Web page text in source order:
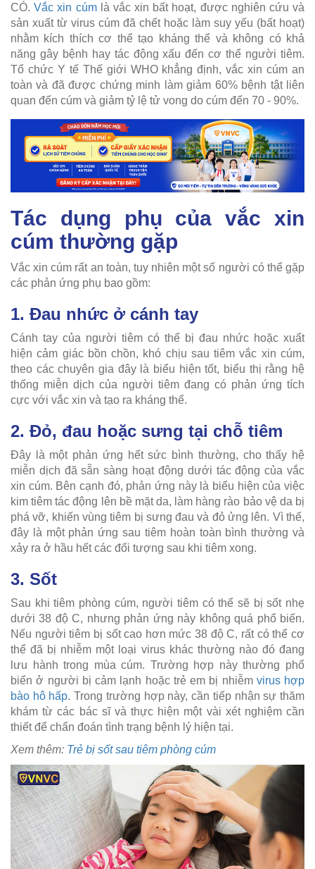
CÓ.Vắc xin cúmlà vắc xin bất hoạt, được nghiên cứu và
sản xuất ​​từ virus cúm đã chết hoặc làm suy yếu (bất hoạt)
nhằm kích thích cơ thể tạo kháng thể và không có khả
năng gây bệnh hay tác động xấu đến cơ thể người tiêm.
Tổ chức Y tế Thế giới WHO khẳng định, vắc xin cúm an
toàn và đã được chứng minh làm giảm 60% bệnh tật liên
quan đến cúm và giảm tỷ lệ tử vong do cúm đến 70 - 90%.
Tác dụng phụ của vắc xin
cúm thường gặp
Vắc xin cúm rất an toàn, tuy nhiên một số người có thể gặp
các phản ứng phụ bao gồm:
1. Đau nhức ở cánh tay
Cánh tay của người tiêm có thể bị đau nhức hoặc xuất
hiện cảm giác bồn chồn, khó chịu sau tiêm vắc xin cúm,
theo các chuyên gia đây là biểu hiện tốt, biểu thị rằng hệ
thống miễn dịch của người tiêm đang có phản ứng tích
cực với vắc xin và tạo ra kháng thể.
2. Đỏ, đau hoặc sưng tại chỗ tiêm
Đây là một phản ứng hết sức bình thường, cho thấy hệ
miễn dịch đã sẵn sàng hoạt động dưới tác động của vắc
xin cúm. Bên cạnh đó, phản ứng này là biểu hiện của việc
kim tiêm tác động lên bề mặt da, làm hàng rào bảo vệ da bị
phá vỡ, khiến vùng tiêm bị sưng đau và đỏ ửng lên. Vì thế,
đây là một phản ứng sau tiêm hoàn toàn bình thường và
xảy ra ở hầu hết các đối tượng sau khi tiêm xong.
3. Sốt
Sau khi tiêm phòng cúm, người tiêm có thể sẽ bị sốt nhẹ
dưới 38 độ C, nhưng phản ứng này không quá phổ biến.
Nếu người tiêm bị sốt cao hơn mức 38 độ C, rất có thể cơ
thể đã bị nhiễm một loại virus khác thường nào đó đang
lưu hành trong mùa cúm. Trường hợp này thường phổ
biến ở người bị cảm lạnh hoặc trẻ em bị nhiễm virus hợp
bào hô hấp. Trong trường hợp này, cần tiếp nhận sự thăm
khám từ các bác sĩ và thực hiện một vài xét nghiệm cần
thiết để chẩn đoán tình trạng bệnh lý hiện tại.
Xem thêm: Trẻ bị sốt sau tiêm phòng cúm